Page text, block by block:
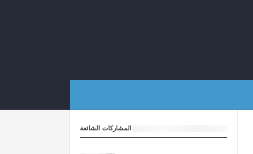
المشاركات الشائعة